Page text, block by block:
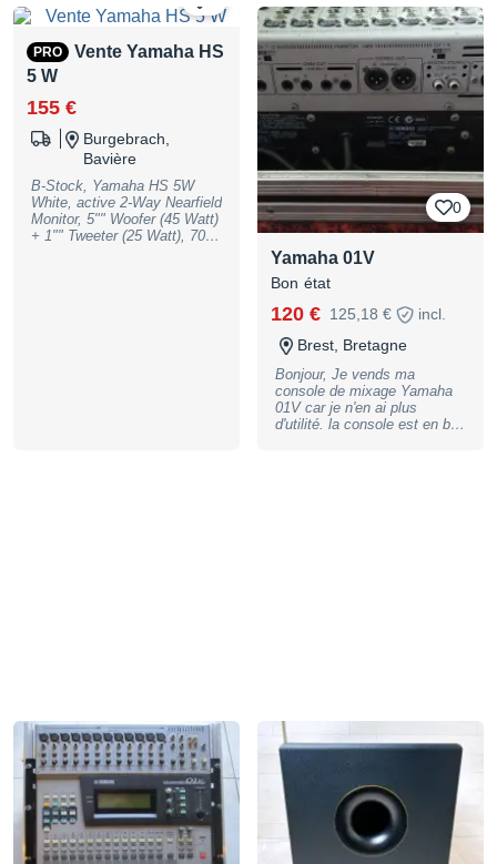
PRO
Vente Yamaha HS
5 W
155 €
Burgebrach,
Bavière
B-Stock, Yamaha HS 5W
White, active 2-Way Nearfield
Monitor, 5"" Woofer (45 Watt)
+ 1"" Tweeter (25 Watt), 70-
0
Yamaha 01V
Bon état
120 € 125,18 €
incl.
Brest, Bretagne
Bonjour, Je vends ma
console de mixage Yamaha
01V car je n'en ai plus
d'utilité. la console est en bon